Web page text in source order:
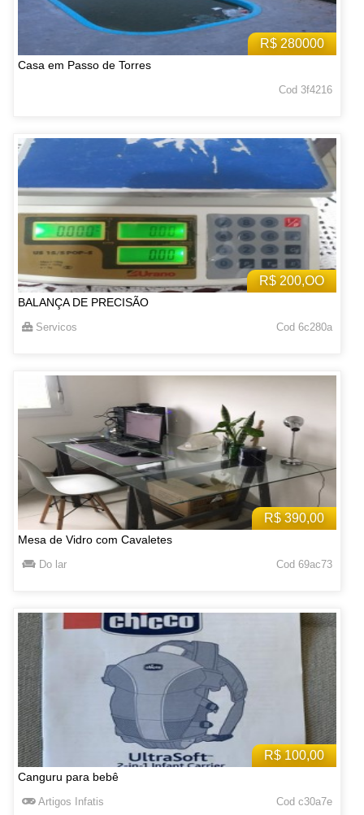
R$ 280000
Casa em Passo de Torres
Cod 3f4216
R$ 200,OO
BALANÇA DE PRECISÃO
Servicos Cod 6c280a
R$ 390,00
Mesa de Vidro com Cavaletes
Do lar Cod 69ac73
R$ 100,00
Canguru para bebê
Artigos Infatis Cod c30a7e